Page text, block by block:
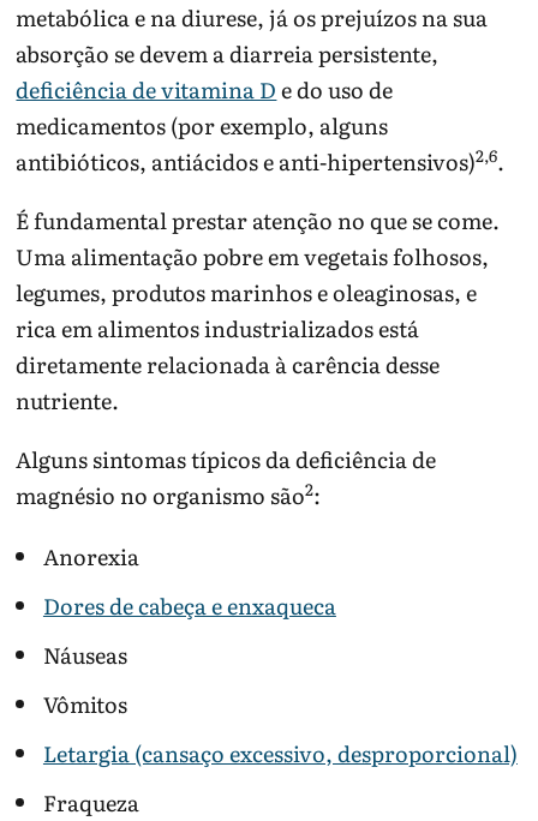
metabólica e na diurese, já os prejuízos na sua
absorção se devem a diarreia persistente,
deficiência de vitamina De do uso de
medicamentos (por exemplo, alguns
antibióticos, antiácidos e anti-hipertensivos)2,6.
É fundamental prestar atenção no que se come.
Uma alimentação pobre em vegetais folhosos,
legumes, produtos marinhos e oleaginosas, e
rica em alimentos industrializados está
diretamente relacionada à carência desse
nutriente.
Alguns sintomas típicos da deficiência de
magnésio no organismo são2:
Anorexia
Dores de cabeça e enxaqueca
Náuseas
Vômitos
Letargia (cansaço excessivo, desproporcional)
Fraqueza